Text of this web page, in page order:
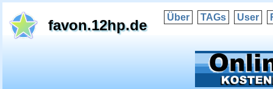
favon.12hp.de Über TAGs User